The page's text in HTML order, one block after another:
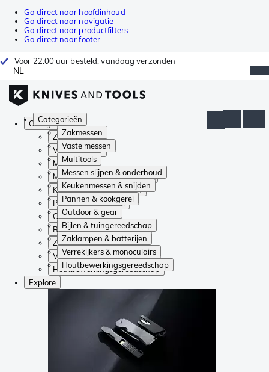
Ga direct naar hoofdinhoud
Ga direct naar navigatie
Ga direct naar productfilters
Ga direct naar footer
Voor 22.00 uur besteld, vandaag verzonden
NL
Categorieën
Zakmessen
Vaste messen
Multitools
Messen slijpen & onderhoud
Keukenmessen & snijden
Pannen & kookgerei
Outdoor & gear
Bijlen & tuingereedschap
Zaklampen & batterijen
Verrekijkers & monoculairs
Houtbewerkingsgereedschap
Categorieën
Zakmessen
Vaste messen
Multitools
Messen slijpen & onderhoud
Keukenmessen & snijden
Pannen & kookgerei
Outdoor & gear
Bijlen & tuingereedschap
Zaklampen & batterijen
Verrekijkers & monoculairs
Houtbewerkingsgereedschap
Explore